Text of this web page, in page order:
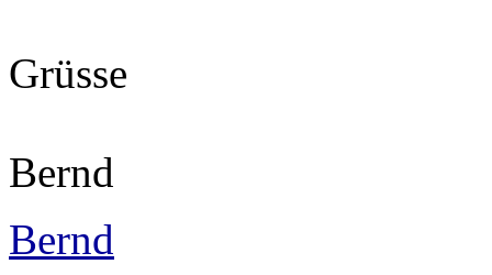
Grüsse
Bernd
Bernd